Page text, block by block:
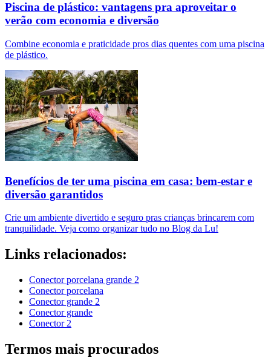
Piscina de plástico: vantagens pra aproveitar o
verão com economia e diversão
Combine economia e praticidade pros dias quentes com uma piscina
de plástico.
Benefícios de ter uma piscina em casa: bem-estar e
diversão garantidos
Crie um ambiente divertido e seguro pras crianças brincarem com
tranquilidade. Veja como organizar tudo no Blog da Lu!
Links relacionados:
Conector porcelana grande 2
Conector porcelana
Conector grande 2
Conector grande
Conector 2
Termos mais procurados